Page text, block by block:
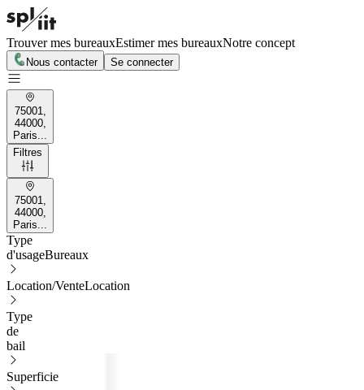
Trouver mes bureauxEstimer mes bureauxNotre concept
Nous contacter Se connecter
75001,
44000,
Paris...
Filtres
75001,
44000,
Paris...
Type
d'usageBureaux
Location/VenteLocation
Type
de
bail
Superficie